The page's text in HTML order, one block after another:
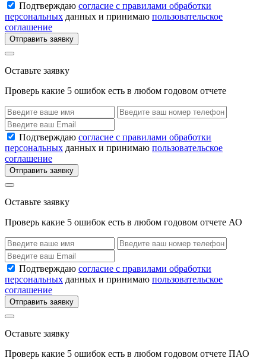
Подтверждаю согласие с правилами обработки
персональных данных и принимаю пользовательское
соглашение
Отправить заявку
Оставьте заявку
Проверь какие 5 ошибок есть в любом годовом отчете
Подтверждаю согласие с правилами обработки
персональных данных и принимаю пользовательское
соглашение
Отправить заявку
Оставьте заявку
Проверь какие 5 ошибок есть в любом годовом отчете АО
Подтверждаю согласие с правилами обработки
персональных данных и принимаю пользовательское
соглашение
Отправить заявку
Оставьте заявку
Проверь какие 5 ошибок есть в любом годовом отчете ПАО